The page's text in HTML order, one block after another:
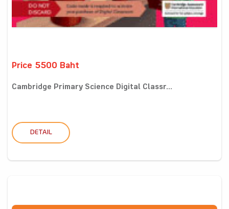
Price 5500 Baht
Cambridge Primary Science Digital Classr...
DETAIL